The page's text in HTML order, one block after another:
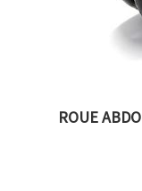
ROUE